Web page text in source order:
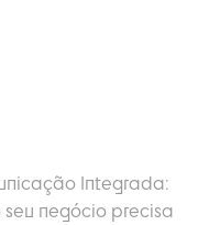
Integrada:
negócio precisa